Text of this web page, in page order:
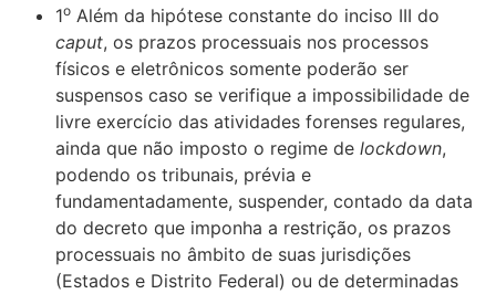
1o Além da hipótese constante do inciso III do
caput, os prazos processuais nos processos
físicos e eletrônicos somente poderão ser
suspensos caso se verifique a impossibilidade de
livre exercício das atividades forenses regulares,
ainda que não imposto o regime de lockdown,
podendo os tribunais, prévia e
fundamentadamente, suspender, contado da data
do decreto que imponha a restrição, os prazos
processuais no âmbito de suas jurisdições
(Estados e Distrito Federal) ou de determinadas